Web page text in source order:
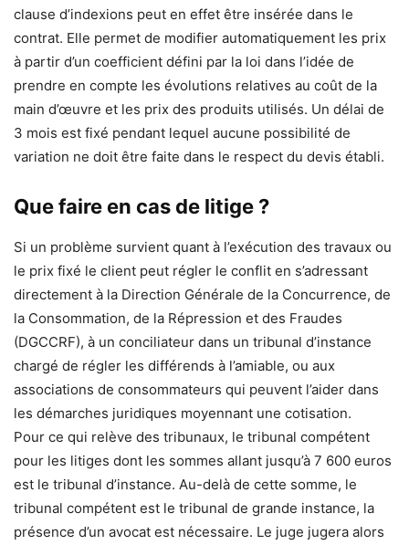
clause d’indexions peut en effet être insérée dans le
contrat. Elle permet de modifier automatiquement les prix
à partir d’un coefficient défini par la loi dans l’idée de
prendre en compte les évolutions relatives au coût de la
main d’œuvre et les prix des produits utilisés. Un délai de
3 mois est fixé pendant lequel aucune possibilité de
variation ne doit être faite dans le respect du devis établi.
Que faire en cas de litige ?
Si un problème survient quant à l’exécution des travaux ou
le prix fixé le client peut régler le conflit en s’adressant
directement à la Direction Générale de la Concurrence, de
la Consommation, de la Répression et des Fraudes
(DGCCRF), à un conciliateur dans un tribunal d’instance
chargé de régler les différends à l’amiable, ou aux
associations de consommateurs qui peuvent l’aider dans
les démarches juridiques moyennant une cotisation.
Pour ce qui relève des tribunaux, le tribunal compétent
pour les litiges dont les sommes allant jusqu’à 7 600 euros
est le tribunal d’instance. Au-delà de cette somme, le
tribunal compétent est le tribunal de grande instance, la
présence d’un avocat est nécessaire. Le juge jugera alors